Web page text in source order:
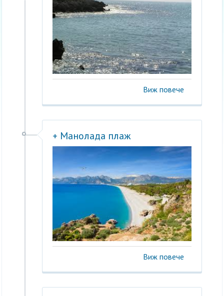
Виж повече
+ Манолада плаж
Виж повече